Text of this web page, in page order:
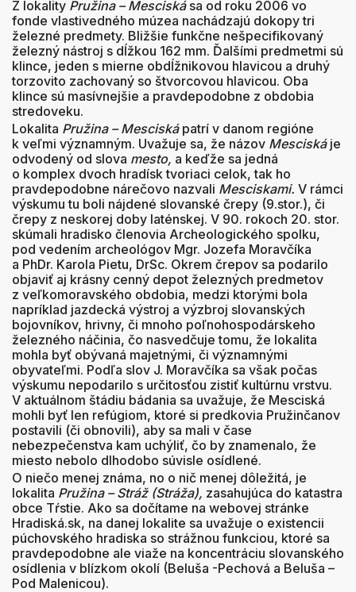
Z lokality Pružina – Mesciská sa od roku 2006 vo
fonde vlastivedného múzea nachádzajú dokopy tri
železné predmety. Bližšie funkčne nešpecifikovaný
železný nástroj s dĺžkou 162 mm. Ďalšími predmetmi sú
klince, jeden s mierne obdĺžnikovou hlavicou a druhý
torzovito zachovaný so štvorcovou hlavicou. Oba
klince sú masívnejšie a pravdepodobne z obdobia
stredoveku.
Lokalita Pružina – Mesciskápatrí v danom regióne
k veľmi významným. Uvažuje sa, že názov Mesciská je
odvodený od slova mesto, a keďže sa jedná
o komplex dvoch hradísk tvoriaci celok, tak ho
pravdepodobne nárečovo nazvali Mesciskami. V rámci
výskumu tu boli nájdené slovanské črepy (9.stor.), či
črepy z neskorej doby laténskej. V 90. rokoch 20. stor.
skúmali hradisko členovia Archeologického spolku,
pod vedením archeológov Mgr. Jozefa Moravčíka
a PhDr. Karola Pietu, DrSc. Okrem črepov sa podarilo
objaviť aj krásny cenný depot železných predmetov
z veľkomoravského obdobia, medzi ktorými bola
napríklad jazdecká výstroj a výzbroj slovanských
bojovníkov, hrivny, či mnoho poľnohospodárskeho
železného náčinia, čo nasvedčuje tomu, že lokalita
mohla byť obývaná majetnými, či významnými
obyvateľmi. Podľa slov J. Moravčíka sa však počas
výskumu nepodarilo s určitosťou zistiť kultúrnu vrstvu.
V aktuálnom štádiu bádania sa uvažuje, že Mesciská
mohli byť len refúgiom, ktoré si predkovia Pružinčanov
postavili (či obnovili), aby sa mali v čase
nebezpečenstva kam uchýliť, čo by znamenalo, že
miesto nebolo dlhodobo súvisle osídlené.
O niečo menej známa, no o nič menej dôležitá, je
lokalita Pružina – Stráž (Stráža), zasahujúca do katastra
obce Tŕstie. Ako sa dočítame na webovej stránke
Hradiská.sk, na danej lokalite sa uvažuje o existencii
púchovského hradiska so strážnou funkciou, ktoré sa
pravdepodobne ale viaže na koncentráciu slovanského
osídlenia v blízkom okolí (Beluša -Pechová a Beluša –
Pod Malenicou).